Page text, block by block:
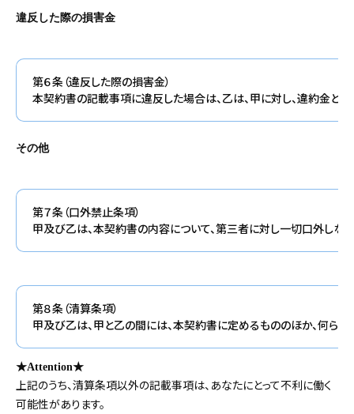
違反した際の損害金
第６条（違反した際の損害金）
本契約書の記載事項に違反した場合は、乙は、甲に対し、違約金と
その他
第７条（口外禁止条項）
甲及び乙は、本契約書の内容について、第三者に対し一切口外しな
第８条（清算条項）
甲及び乙は、甲と乙の間には、本契約書に定めるもののほか、何ら
★Attention★
上記のうち、清算条項以外の記載事項は、あなたにとって不利に働く
可能性があります。